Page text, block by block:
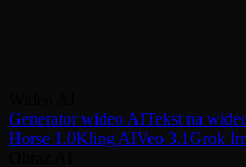
Wypróbuj Veo 3.1 na VicSee
Generator wideo AITekst na
Horse 1.0Kling AIVeo 3.1Grok